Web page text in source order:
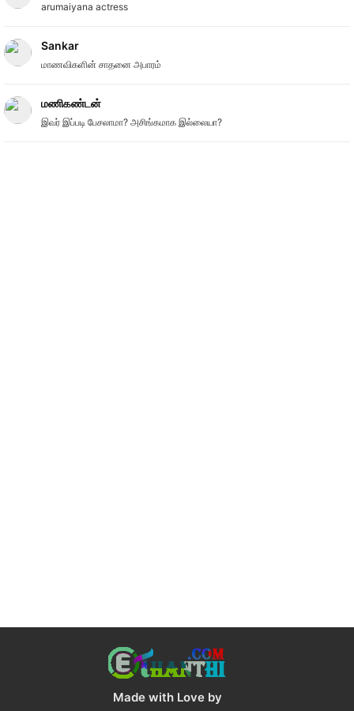
arumaiyana actress
Sankar
மாணவிகளின் சாதனை அபாரம்
மணிகண்டன்
இவர் இப்படி பேசலாமா? அசிங்கமாக இல்லையா?
Made with Love by